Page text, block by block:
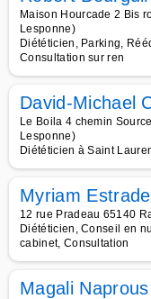
Maison Hourcade 2 Bis
Lesponne)
Diététicien, Parking,
Consultation sur ren
David-Michael
Le Boila 4 chemin
Lesponne)
Diététicien à Saint
Myriam Estrade
12 rue Pradeau 65140
Diététicien, Conseil en
cabinet, Consultation
Magali Naprous